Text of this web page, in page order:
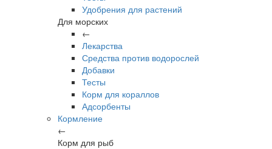
Удобрения для растений
Для морских
←
Лекарства
Средства против водорослей
Добавки
Тесты
Корм для кораллов
Адсорбенты
Кормление
←
Корм для рыб